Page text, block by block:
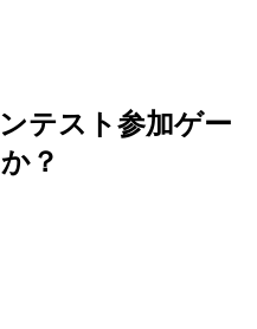
テスト参加ゲー
？